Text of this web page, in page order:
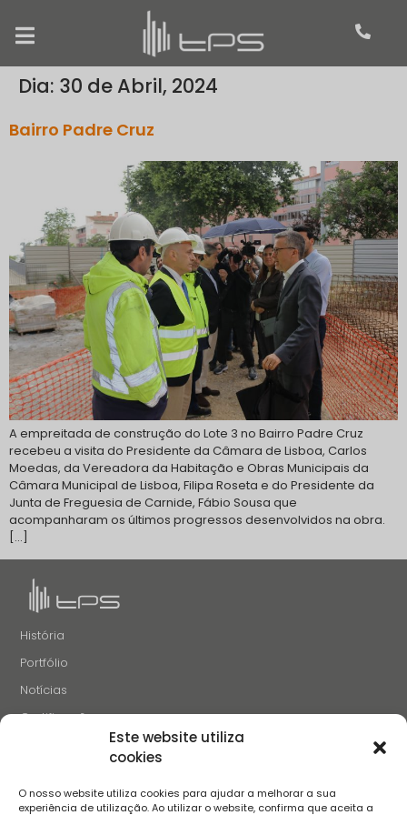
Este website utiliza
cookies
O nosso website utiliza cookies para ajudar a melhorar a sua
experiência de utilização. Ao utilizar o website, confirma que aceita a
Dia: 30 de Abril, 2024
Bairro Padre Cruz
A empreitada de construção do Lote 3 no Bairro Padre Cruz
recebeu a visita do Presidente da Câmara de Lisboa, Carlos
Moedas, da Vereadora da Habitação e Obras Municipais da
Câmara Municipal de Lisboa, Filipa Roseta e do Presidente da
Junta de Freguesia de Carnide, Fábio Sousa que
acompanharam os últimos progressos desenvolvidos na obra.
[…]
História
Portfólio
Notícias
Certificações
SIGA-NOS